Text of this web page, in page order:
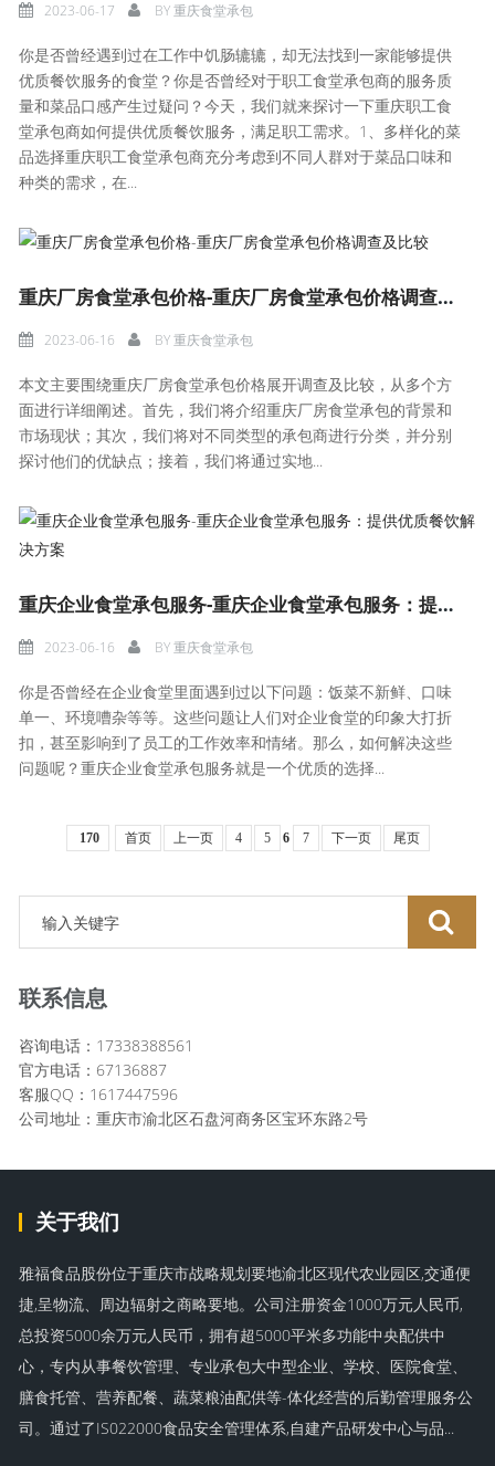
2023-06-17 BY重庆食堂承包
你是否曾经遇到过在工作中饥肠辘辘，却无法找到一家能够提供
优质餐饮服务的食堂？你是否曾经对于职工食堂承包商的服务质
量和菜品口感产生过疑问？今天，我们就来探讨一下重庆职工食
堂承包商如何提供优质餐饮服务，满足职工需求。1、多样化的菜
品选择重庆职工食堂承包商充分考虑到不同人群对于菜品口味和
种类的需求，在...
重庆厂房食堂承包价格-重庆厂房食堂承包价格调查及比较
2023-06-16 BY重庆食堂承包
本文主要围绕重庆厂房食堂承包价格展开调查及比较，从多个方
面进行详细阐述。首先，我们将介绍重庆厂房食堂承包的背景和
市场现状；其次，我们将对不同类型的承包商进行分类，并分别
探讨他们的优缺点；接着，我们将通过实地...
重庆企业食堂承包服务-重庆企业食堂承包服务：提供优质餐饮解决方案
2023-06-16 BY重庆食堂承包
你是否曾经在企业食堂里面遇到过以下问题：饭菜不新鲜、口味
单一、环境嘈杂等等。这些问题让人们对企业食堂的印象大打折
扣，甚至影响到了员工的工作效率和情绪。那么，如何解决这些
问题呢？重庆企业食堂承包服务就是一个优质的选择...
170 首页 上一页 4 5 6 7 下一页 尾页
联系信息
咨询电话：17338388561
官方电话：67136887
客服QQ：1617447596
公司地址：重庆市渝北区石盘河商务区宝环东路2号
关于我们
雅福食品股份位于重庆市战略规划要地渝北区现代农业园区,交通便
捷,呈物流、周边辐射之商略要地。公司注册资金1000万元人民币,
总投资5000余万元人民币，拥有超5000平米多功能中央配供中
心，专内从事餐饮管理、专业承包大中型企业、学校、医院食堂、
膳食托管、营养配餐、蔬菜粮油配供等-体化经营的后勤管理服务公
司。通过了IS022000食品安全管理体系,自建产品研发中心与品...